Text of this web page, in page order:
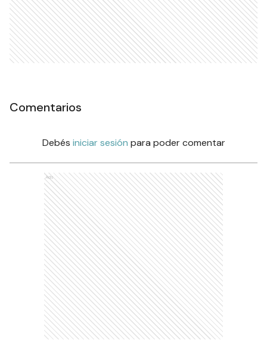
Comentarios
Debés iniciar sesión para poder comentar
Ads